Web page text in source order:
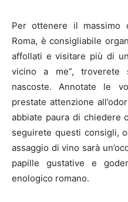
Per ottenere il massimo
Roma, è consigliabile
affollati e visitare più di
vicino a me”, troverete
nascoste. Annotate le
prestate attenzione
abbiate paura di chiedere
seguirete questi consigli,
assaggio di vino sarà
papille gustative e
enologico romano.